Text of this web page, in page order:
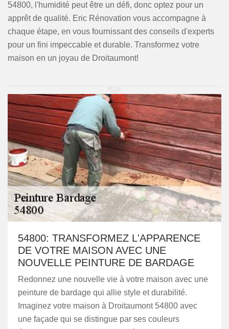
54800, l'humidité peut être un défi, donc optez pour un
apprêt de qualité. Eric Rénovation vous accompagne à
chaque étape, en vous fournissant des conseils d'experts
pour un fini impeccable et durable. Transformez votre
maison en un joyau de Droitaumont!
54800: TRANSFORMEZ L'APPARENCE
DE VOTRE MAISON AVEC UNE
NOUVELLE PEINTURE DE BARDAGE
Redonnez une nouvelle vie à votre maison avec une
peinture de bardage qui allie style et durabilité.
Imaginez votre maison à Droitaumont 54800 avec
une façade qui se distingue par ses couleurs